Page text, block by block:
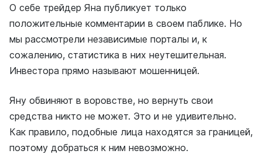
О себе трейдер Яна публикует только
положительные комментарии в своем паблике. Но
мы рассмотрели независимые порталы и, к
сожалению, статистика в них неутешительная.
Инвестора прямо называют мошенницей.
Яну обвиняют в воровстве, но вернуть свои
средства никто не может. Это и не удивительно.
Как правило, подобные лица находятся за границей,
поэтому добраться к ним невозможно.